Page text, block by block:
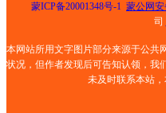
蒙ICP备20001348号-1 蒙公网安
司
本网站所用文字图片部分来源于公共
状况，但作者发现后可告知认领，我
未及时联系本站，